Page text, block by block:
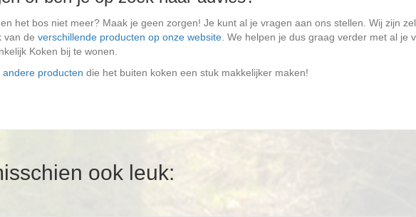
het bos niet meer? Maak je geen zorgen! Je kunt al je vragen aan ons stellen. Wij zijn
van de verschillende producten op onze website. We helpen je dus graag verder met al je
Koken bij te wonen.
andere producten die het buiten koken een stuk makkelijker maken!
ook leuk: